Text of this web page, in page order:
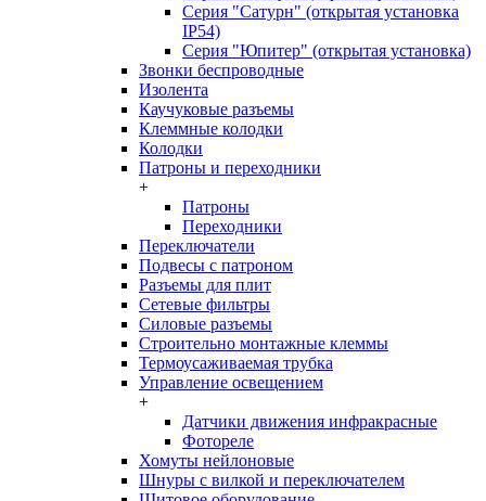
Серия "Сатурн" (открытая установка
IP54)
Серия "Юпитер" (открытая установка)
Звонки беспроводные
Изолента
Каучуковые разъемы
Клеммные колодки
Колодки
Патроны и переходники
+
Патроны
Переходники
Переключатели
Подвесы с патроном
Разъемы для плит
Сетевые фильтры
Силовые разъемы
Строительно монтажные клеммы
Термоусаживаемая трубка
Управление освещением
+
Датчики движения инфракрасные
Фотореле
Хомуты нейлоновые
Шнуры с вилкой и переключателем